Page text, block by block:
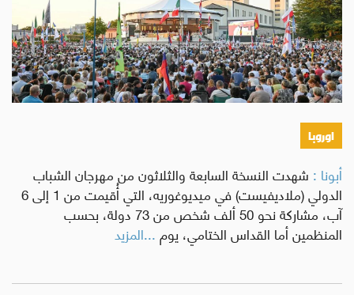
اوروبا
أبونا : شهدت النسخة السابعة والثلاثون من مهرجان الشباب
الدولي (ملاديفيست) في ميديوغوريه، التي أُقيمت من 1 إلى 6
آب، مشاركة نحو 50 ألف شخص من 73 دولة، بحسب
المنظمين أما القداس الختامي، يوم...المزيد